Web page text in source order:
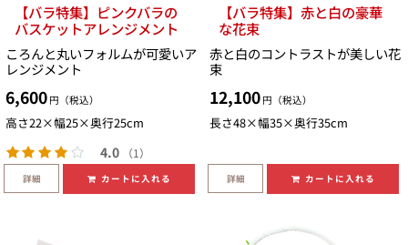
【バラ特集】ピンクバラの
バスケットアレンジメント
ころんと丸いフォルムが可愛いア
レンジメント
6,600 円（税込）
高さ22×幅25×奥行25cm
4.0 （1）
詳細 カートに入れる
【バラ特集】赤と白の豪華
な花束
赤と白のコントラストが美しい花
束
12,100 円（税込）
長さ48×幅35×奥行35cm
詳細 カートに入れる